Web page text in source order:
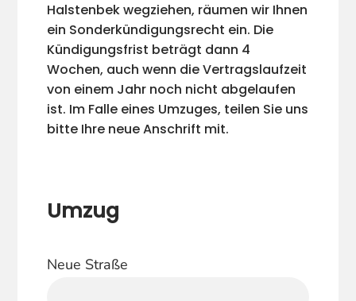
Halstenbek wegziehen, räumen wir Ihnen
ein Sonderkündigungsrecht ein. Die
Kündigungsfrist beträgt dann 4
Wochen, auch wenn die Vertragslaufzeit
von einem Jahr noch nicht abgelaufen
ist. Im Falle eines Umzuges, teilen Sie uns
bitte Ihre neue Anschrift mit.
Umzug
Neue Straße